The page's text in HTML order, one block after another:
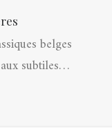
belges
subtiles…